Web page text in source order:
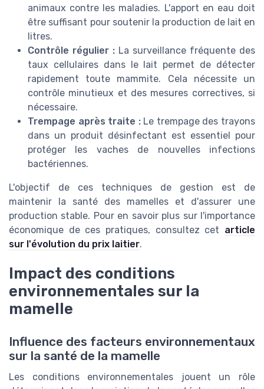
animaux contre les maladies. L'apport en eau doit
être suffisant pour soutenir la production de lait en
litres.
Contrôle régulier : La surveillance fréquente des
taux cellulaires dans le lait permet de détecter
rapidement toute mammite. Cela nécessite un
contrôle minutieux et des mesures correctives, si
nécessaire.
Trempage après traite :Le trempage des trayons
dans un produit désinfectant est essentiel pour
protéger les vaches de nouvelles infections
bactériennes.
L'objectif de ces techniques de gestion est de
maintenir la santé des mamelles et d'assurer une
production stable. Pour en savoir plus sur l'importance
économique de ces pratiques, consultez cet article
sur l'évolution du prix laitier.
Impact des conditions
environnementales sur la
mamelle
Influence des facteurs environnementaux
sur la santé de la mamelle
Les conditions environnementales jouent un rôle